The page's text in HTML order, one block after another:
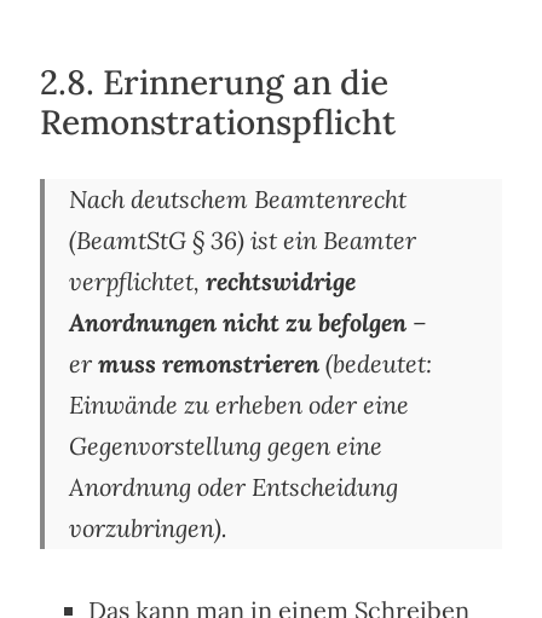
2.8. Erinnerung an die
Remonstrationspflicht
Nach deutschem Beamtenrecht
(BeamtStG § 36) ist ein Beamter
verpflichtet,rechtswidrige
Anordnungen nicht zu befolgen –
ermuss remonstrieren (bedeutet:
Einwände zu erheben oder eine
Gegenvorstellung gegen eine
Anordnung oder Entscheidung
vorzubringen).
Das kann man in einem Schreiben